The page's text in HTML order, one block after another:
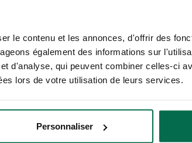
le contenu et les annonces, d'offrir des
également des informations sur
d'analyse, qui peuvent combiner celles-ci
lors de votre utilisation de leurs services.
Personnaliser
sociale ou SIREN